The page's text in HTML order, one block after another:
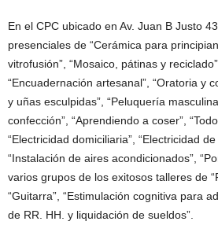
En el CPC ubicado en Av. Juan B Justo
presenciales de “Cerámica para
vitrofusión”, “Mosaico, pátinas y
“Encuadernación artesanal”, “Oratoria y
y uñas esculpidas”, “Peluquería
confección”, “Aprendiendo a coser”,
“Electricidad domiciliaria”, “Electricidad
“Instalación de aires acondicionados”,
varios grupos de los exitosos talleres de
“Guitarra”, “Estimulación cognitiva para
de RR. HH. y liquidación de sueldos”.